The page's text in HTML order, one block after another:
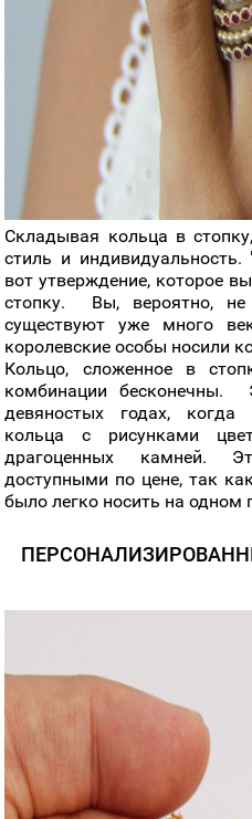
Складывая кольца в
стиль и
вот утверждение, которое
стопку. Вы, вероятно, не
существуют уже много
королевские особы носили
Кольцо, сложенное в
комбинации бесконечны.
девяностых годах,
кольца с рисунками
драгоценных камней.
доступными по цене, так
было легко носить на одном